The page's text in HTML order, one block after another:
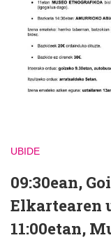
UBIDE
09:30ean,
Elkartearen
11:00etan,